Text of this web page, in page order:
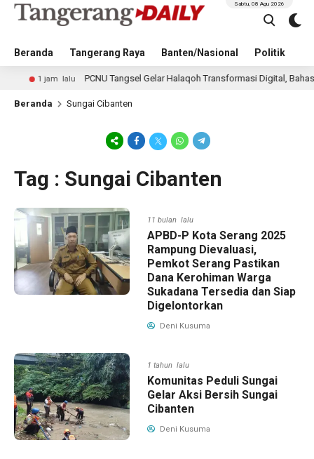
Beranda Tangerang Raya Banten/Nasional Politik
Sabtu, 08 Agu 2026
1 jam lalu PCNU Tangsel Gelar Halaqoh Transformasi Digital, Bahas
Beranda Sungai Cibanten
Tag : Sungai Cibanten
11 bulan lalu
APBD-P Kota Serang 2025
Rampung Dievaluasi,
Pemkot Serang Pastikan
Dana Kerohiman Warga
Sukadana Tersedia dan Siap
Digelontorkan
Deni Kusuma
1 tahun lalu
Komunitas Peduli Sungai
Gelar Aksi Bersih Sungai
Cibanten
Deni Kusuma